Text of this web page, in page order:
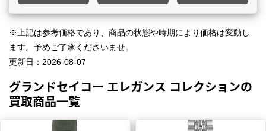
※上記は参考価格であり、商品の状態や時期により価格は変動し
ます。予めご了承くださいませ。
更新日： 2026-08-07
グランドセイコー エレガンス コレクションの
買取商品一覧